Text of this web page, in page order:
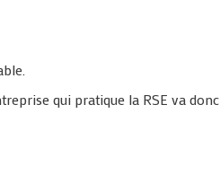
qui pratique la RSE va donc